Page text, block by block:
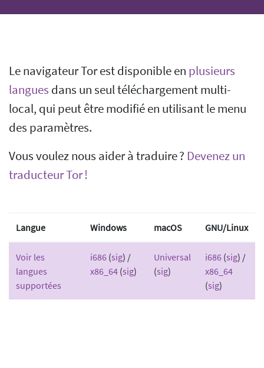
Le navigateur Tor est disponible en plusieurs
langues dans un seul téléchargement multi-
local, qui peut être modifié en utilisant le menu
des paramètres.
Vous voulez nous aider à traduire ? Devenez un
traducteur Tor !
Langue Windows macOS GNU/Linux
Voir les
langues
supportées
i686 (sig) /
x86_64 (sig)
Universal
(sig)
i686 (sig) /
x86_64
(sig)